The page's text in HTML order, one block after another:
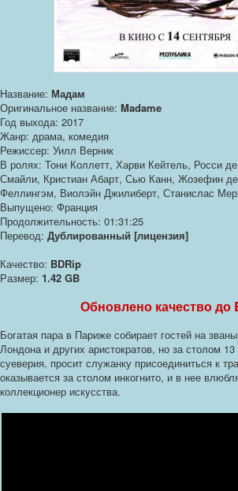
Название: Мадам
Оригинальное название: Madame
Год выхода: 2017
Жанр: драма, комедия
Режиссер: Уилл Верник
В ролях: Тони Коллетт, Харви Кейтель, Росси
Смайли, Кристиан Абарт, Сью Канн, Жозефин
Феллингэм, Виолэйн Джилиберт, Станислас
Выпущено: Франция
Продолжительность: 01:31:25
Перевод: Дублированный [лицензия]
Качество: BDRip
Размер: 1.42 GB
Обновлено качество до
Богатая пара в Париже собирает гостей на
Лондона и других аристократов, но за столом
суеверия, просит служанку присоединиться к
оказывается за столом инкогнито, и в нее
коллекционер искусства.